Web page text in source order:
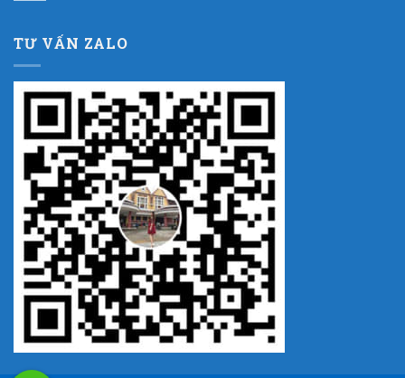
TƯ VẤN ZALO